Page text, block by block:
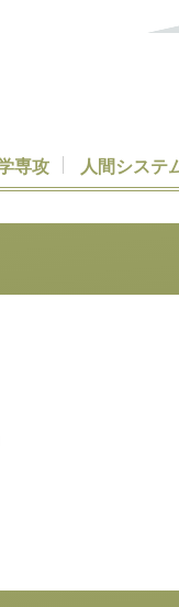
専攻 人間システ